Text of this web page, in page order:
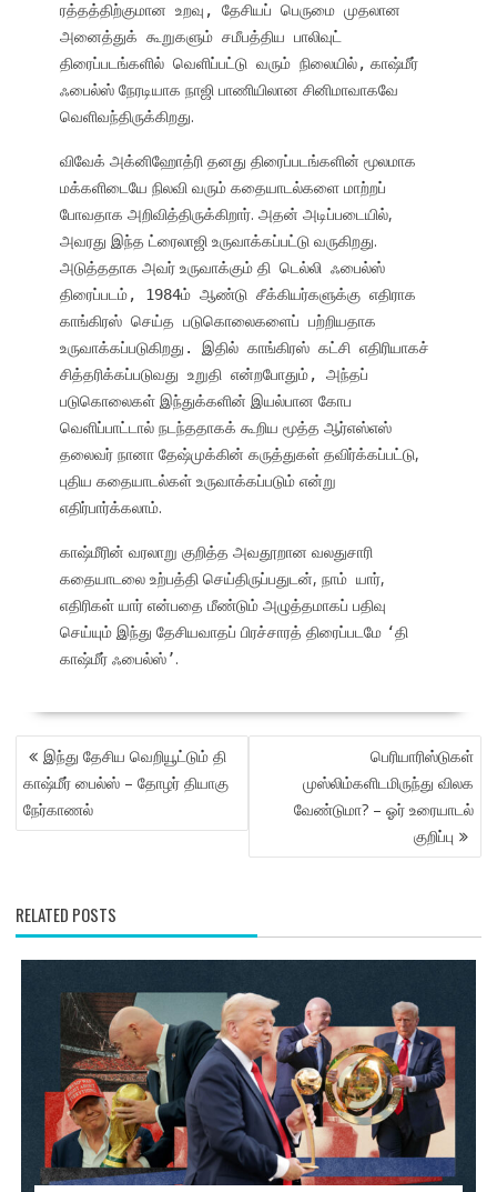
ரத்தத்திற்குமான உறவு, தேசியப் பெருமை முதலான
அனைத்துக் கூறுகளும் சமீபத்திய பாலிவுட்
திரைப்படங்களில் வெளிப்பட்டு வரும் நிலையில், காஷ்மீர்
ஃபைல்ஸ் நேரடியாக நாஜி பாணியிலான சினிமாவாகவே
வெளிவந்திருக்கிறது.
விவேக் அக்னிஹோத்ரி தனது திரைப்படங்களின் மூலமாக
மக்களிடையே நிலவி வரும் கதையாடல்களை மாற்றப்
போவதாக அறிவித்திருக்கிறார். அதன் அடிப்படையில்,
அவரது இந்த ட்ரைலாஜி உருவாக்கப்பட்டு வருகிறது.
அடுத்ததாக அவர் உருவாக்கும் தி டெல்லி ஃபைல்ஸ்
திரைப்படம், 1984ம் ஆண்டு சீக்கியர்களுக்கு எதிராக
காங்கிரஸ் செய்த படுகொலைகளைப் பற்றியதாக
உருவாக்கப்படுகிறது. இதில் காங்கிரஸ் கட்சி எதிரியாகச்
சித்தரிக்கப்படுவது உறுதி என்றபோதும், அந்தப்
படுகொலைகள்இந்துக்களின் இயல்பான கோப
வெளிப்பாட்டால் நடந்ததாகக் கூறிய மூத்த ஆர்எஸ்எஸ்
தலைவர் நானா தேஷ்முக்கின் கருத்துகள் தவிர்க்கப்பட்டு,
புதிய கதையாடல்கள் உருவாக்கப்படும் என்று
எதிர்பார்க்கலாம்.
காஷ்மீரின் வரலாறு குறித்த அவதூறான வலதுசாரி
கதையாடலை உற்பத்தி செய்திருப்பதுடன், நாம் யார்,
எதிரிகள் யார் என்பதை மீண்டும் அழுத்தமாகப் பதிவு
செய்யும் இந்து தேசியவாதப் பிரச்சாரத் திரைப்படமே ‘தி
காஷ்மீர் ஃபைல்ஸ்’.
POST
NAVIGATION
இந்து தேசிய வெறியூட்டும் தி
காஷ்மீர் பைல்ஸ் – தோழர் தியாகு
நேர்காணல்
பெரியாரிஸ்டுகள்
முஸ்லிம்களிடமிருந்து விலக
வேண்டுமா? – ஓர் உரையாடல்
குறிப்பு
RELATED POSTS